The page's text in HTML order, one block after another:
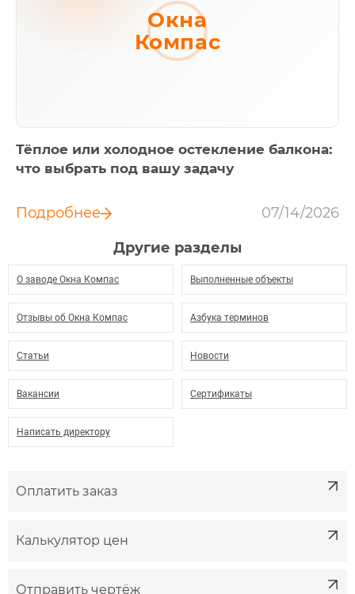
Окна
Компас
Тёплое или холодное остекление балкона:
что выбрать под вашу задачу
Подробнее
07/14/2026
Другие разделы
О заводе Окна Компас Выполненные объекты
Отзывы об Окна Компас Азбука терминов
Статьи Новости
Вакансии Сертификаты
Написать директору
Оплатить заказ
Калькулятор цен
Отправить чертёж